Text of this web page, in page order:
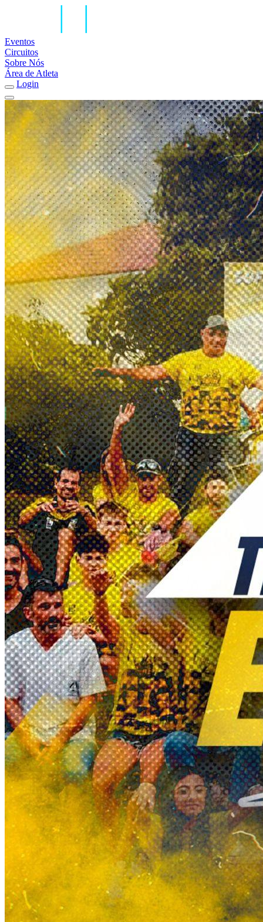
Eventos
Circuitos
Sobre Nós
Área de Atleta
Login